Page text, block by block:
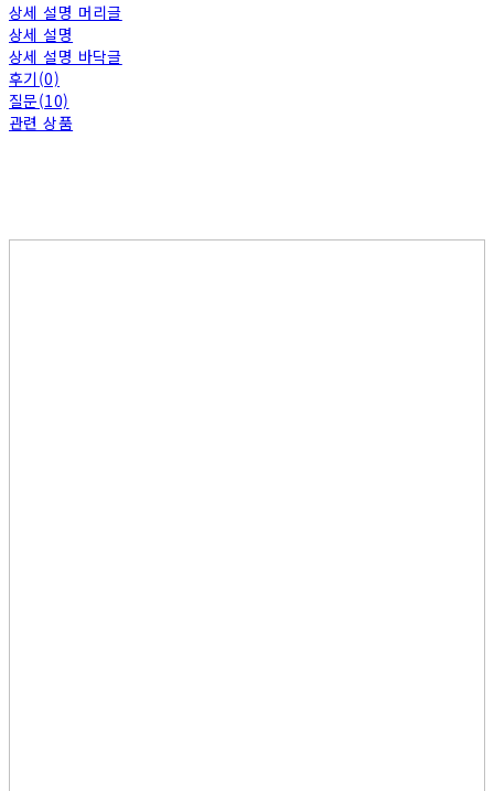
상세 설명 머리글
상세 설명
상세 설명 바닥글
후기(0)
질문(10)
관련 상품